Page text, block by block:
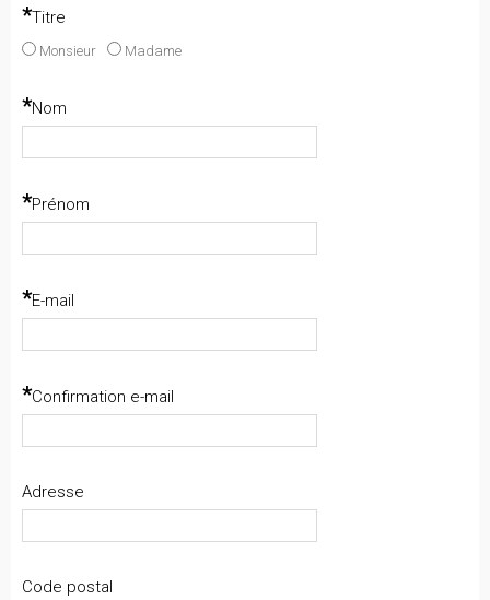
*Titre
Monsieur Madame
*Nom
*Prénom
*E-mail
*Confirmation e-mail
Adresse
Code postal